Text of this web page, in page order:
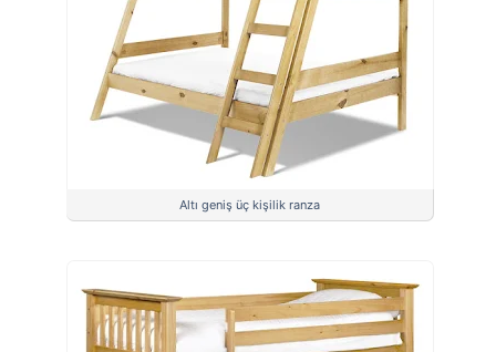
Altı geniş üç kişilik ranza